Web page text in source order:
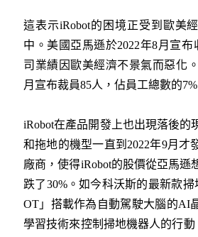
這表示iRobot的困境正受到歐美
中。美國亞馬遜於2022年8月宣布
司業績因歐美經濟不景氣而惡化
月宣布裁員85人，佔員工總數的7%
iRobot在產品開發上也出現落後的
和拖地的機型一直到2022年9月才
廠商，使得iRobot的股價從亞馬遜
跌了30%。如今科沃斯的最新款
OT」搭載作為自動駕駛大腦的AI
學習技術來控制掃地機器人的行動